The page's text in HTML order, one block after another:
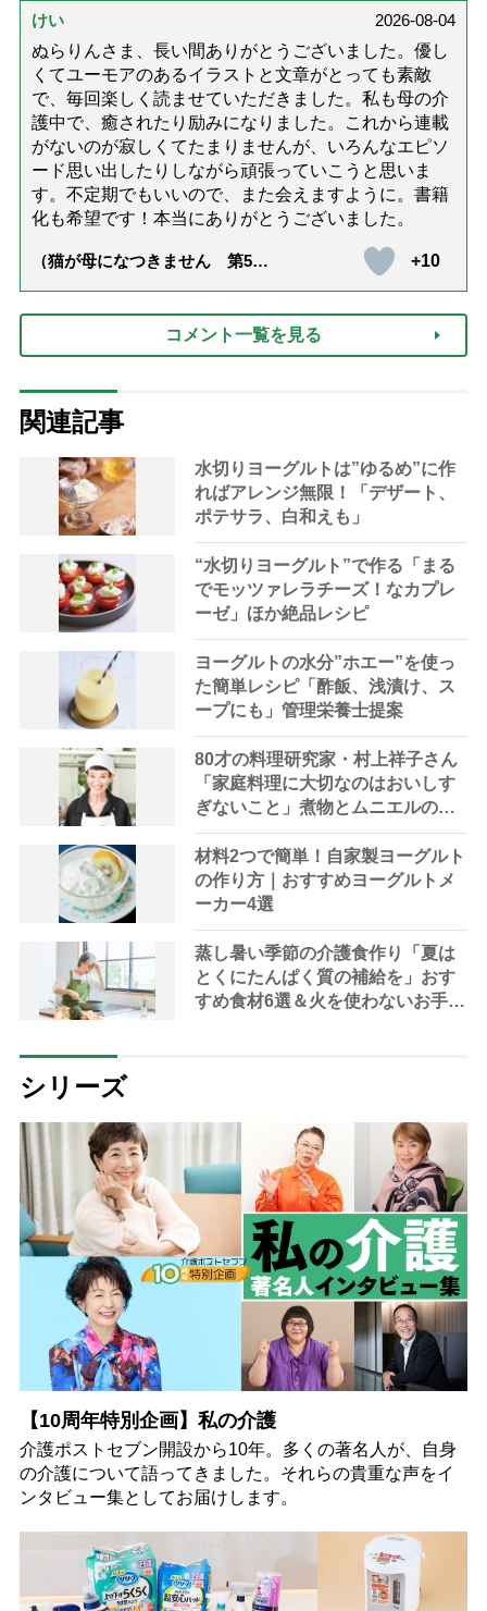
けい
2026-08-04
ぬらりんさま、長い間ありがとうございました。優し
くてユーモアのあるイラストと文章がとっても素敵
で、毎回楽しく読ませていただきました。私も母の介
護中で、癒されたり励みになりました。これから連載
がないのが寂しくてたまりませんが、いろんなエピソ
ード思い出したりしながら頑張っていこうと思いま
す。不定期でもいいので、また会えますように。書籍
化も希望です！本当にありがとうございました。
（猫が母になつきません 第500
+10
コメント一覧を見る
関連記事
水切りヨーグルトは”ゆるめ”に作
ればアレンジ無限！「デザート、
ポテサラ、白和えも」
“水切りヨーグルト”で作る「まる
でモッツァレラチーズ！なカプレ
ーゼ」ほか絶品レシピ
ヨーグルトの水分”ホエー”を使っ
た簡単レシピ「酢飯、浅漬け、ス
ープにも」管理栄養士提案
80才の料理研究家・村上祥子さん
「家庭料理に大切なのはおいしす
ぎないこと」煮物とムニエルのレ
シピも紹介
材料2つで簡単！自家製ヨーグルト
の作り方｜おすすめヨーグルトメ
ーカー4選
蒸し暑い季節の介護食作り「夏は
とくにたんぱく質の補給を」おす
すめ食材6選＆火を使わないお手軽
シリーズ
【10周年特別企画】私の介護
介護ポストセブン開設から10年。多くの著名人が、自身
の介護について語ってきました。それらの貴重な声をイ
ンタビュー集としてお届けします。